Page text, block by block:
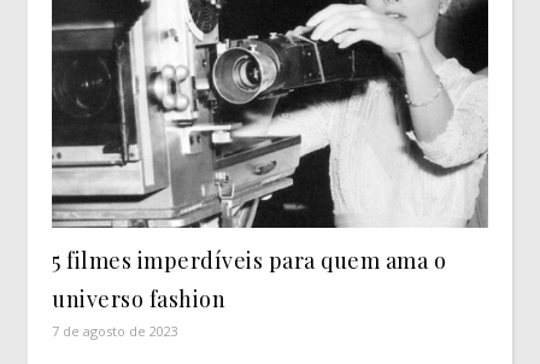
5 filmes imperdíveis para quem ama o
universo fashion
7 de agosto de 2023